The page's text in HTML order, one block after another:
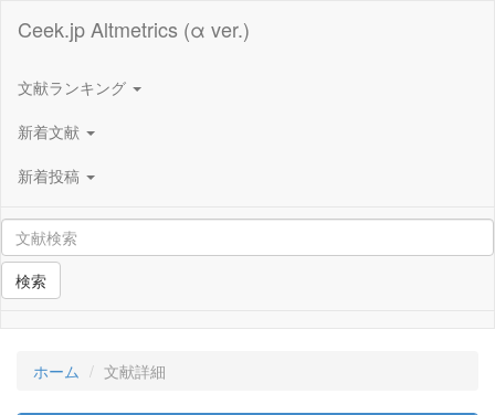
Ceek.jp Altmetrics (α ver.)
文献ランキング
新着文献
新着投稿
検索
ホーム 文献詳細